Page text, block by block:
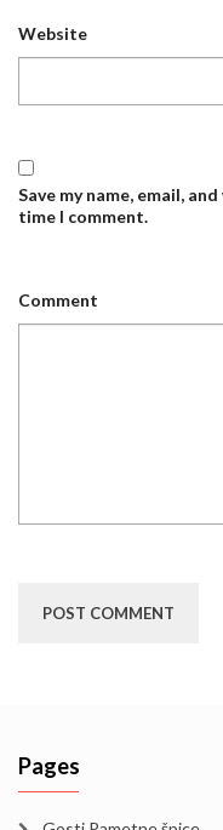
Website
Save my name, email,
time I comment.
Comment
Pages